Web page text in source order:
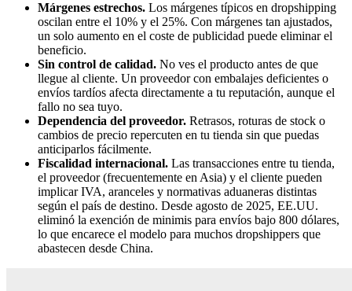
Márgenes estrechos. Los márgenes típicos en dropshipping
oscilan entre el 10% y el 25%. Con márgenes tan ajustados,
un solo aumento en el coste de publicidad puede eliminar el
beneficio.
Sin control de calidad. No ves el producto antes de que
llegue al cliente. Un proveedor con embalajes deficientes o
envíos tardíos afecta directamente a tu reputación, aunque el
fallo no sea tuyo.
Dependencia del proveedor. Retrasos, roturas de stock o
cambios de precio repercuten en tu tienda sin que puedas
anticiparlos fácilmente.
Fiscalidad internacional. Las transacciones entre tu tienda,
el proveedor (frecuentemente en Asia) y el cliente pueden
implicar IVA, aranceles y normativas aduaneras distintas
según el país de destino. Desde agosto de 2025, EE.UU.
eliminó la exención de minimis para envíos bajo 800 dólares,
lo que encarece el modelo para muchos dropshippers que
abastecen desde China.